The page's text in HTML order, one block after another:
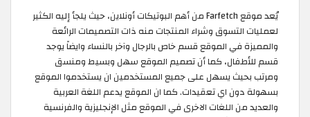
يُعد موقع Farfetch من أهم البوتيكات أونلاين، حيث يلجأ إليه الكثير
لعمليات التسوق وشراء المنتجات منه ذات التصميمات الرائعة
والمميزة في الموقع قسم خاص بالرجال وآخر بالنساء وايضاً يوجد
قسم للأطفال، كما أن تصميم الموقع سهل وبسيط ومنسق
ومرتب بحيث يسهل على جميع المستخدمين ان يستخدموا الموقع
بسهولة دون اي تعقيدات. كما ان الموقع يدعم اللغة العربية
والعديد من اللغات الاخرى في الموقع مثل الإنجليزية والفرنسية